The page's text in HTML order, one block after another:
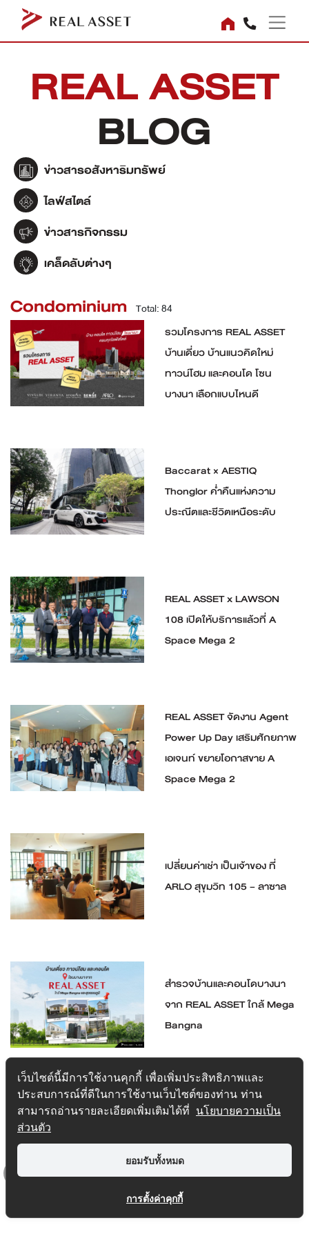
REAL ASSET
BLOG
ข่าวสารอสังหาริมทรัพย์
ไลฟ์สไตล์
ข่าวสารกิจกรรม
เคล็ดลับต่างๆ
Condominium Total: 84
รวมโครงการ REAL ASSET
บ้านเดี่ยว บ้านแนวคิดใหม่
ทาวน์โฮม และคอนโด โซน
บางนา เลือกแบบไหนดี
Baccarat × AESTIQ
Thonglor ค่ำคืนแห่งความ
ประณีตและชีวิตเหนือระดับ
REAL ASSET x LAWSON
108 เปิดให้บริการแล้วที่ A
Space Mega 2
REAL ASSET จัดงาน Agent
Power Up Day เสริมศักยภาพ
เอเจนท์ ขยายโอกาสขาย A
Space Mega 2
เปลี่ยนค่าเช่า เป็นเจ้าของ ที่
ARLO สุขุมวิท 105 – ลาซาล
สำรวจบ้านและคอนโดบางนา
จาก REAL ASSET ใกล้ Mega
Bangna
1 2 3 4 5 6 7 8 9 10 11 12 13 14
เว็บไซต์นี้มีการใช้งานคุกกี้ เพื่อเพิ่มประสิทธิภาพและ
ประสบการณ์ที่ดีในการใช้งานเว็บไซต์ของท่าน ท่าน
สามารถอ่านรายละเอียดเพิ่มเติมได้ที่ นโยบายความเป็น
ส่วนตัว
ยอมรับทั้งหมด
การตั้งค่าคุกกี้